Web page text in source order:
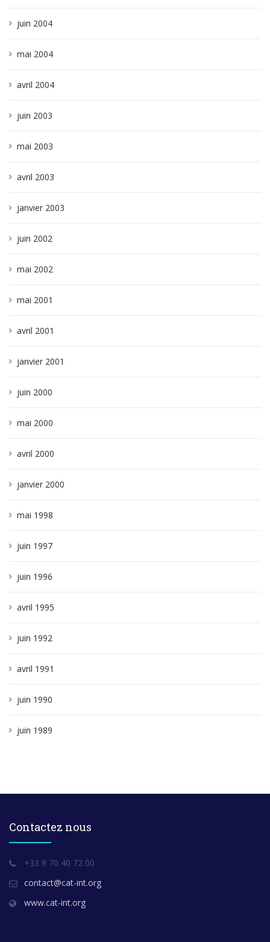
juin 2004
mai 2004
avril 2004
juin 2003
mai 2003
avril 2003
janvier 2003
juin 2002
mai 2002
mai 2001
avril 2001
janvier 2001
juin 2000
mai 2000
avril 2000
janvier 2000
mai 1998
juin 1997
juin 1996
avril 1995
juin 1992
avril 1991
juin 1990
juin 1989
Contactez nous
+33 9 70 40 72 00
contact@cat-int.org
www.cat-int.org